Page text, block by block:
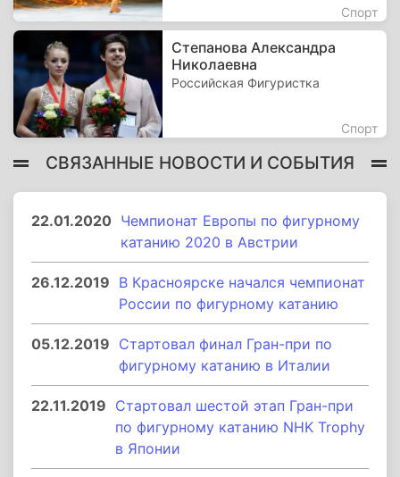
Спорт
Степанова Александра
Николаевна
Российская Фигуристка
Спорт
СВЯЗАННЫЕ НОВОСТИ И СОБЫТИЯ
22.01.2020 Чемпионат Европы по фигурному
катанию 2020 в Австрии
26.12.2019 В Красноярске начался чемпионат
России по фигурному катанию
05.12.2019 Стартовал финал Гран-при по
фигурному катанию в Италии
22.11.2019 Стартовал шестой этап Гран-при
по фигурному катанию NHK Trophy
в Японии